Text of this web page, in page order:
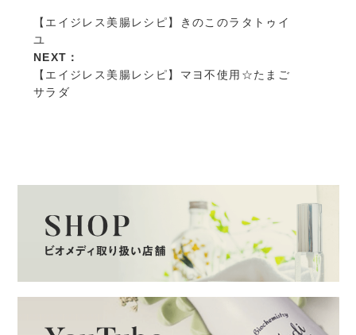
【エイジレス美腸レシピ】きのこのラタトゥイ
ユ
NEXT：
【エイジレス美腸レシピ】マヨ不使用☆たまご
サラダ